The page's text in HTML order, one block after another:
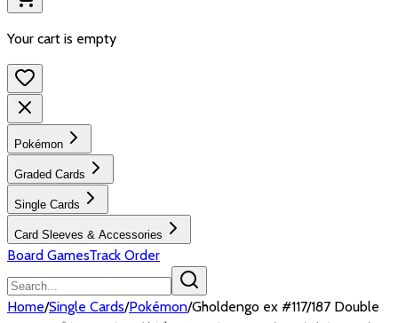
Your cart is empty
Pokémon
Graded Cards
Single Cards
Card Sleeves & Accessories
Board GamesTrack Order
Home/Single Cards/Pokémon/Gholdengo ex #117/187 Double